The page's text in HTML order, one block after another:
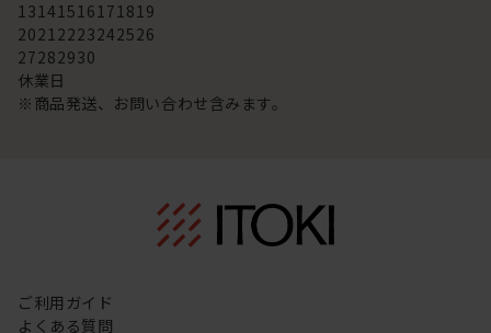
13141516171819
20212223242526
27282930
休業日
※商品発送、お問い合わせ含みます。
ご利用ガイド
よくある質問